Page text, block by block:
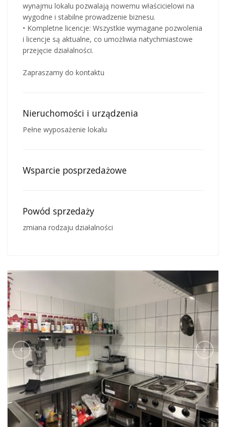
wynajmu lokalu pozwalają nowemu właścicielowi na
wygodne i stabilne prowadzenie biznesu.
• Kompletne licencje: Wszystkie wymagane pozwolenia
i licencje są aktualne, co umożliwia natychmiastowe
przejęcie działalności.
Zapraszamy do kontaktu
Nieruchomości i urządzenia
Pełne wyposażenie lokalu
Wsparcie posprzedażowe
Powód sprzedaży
zmiana rodzaju działalności